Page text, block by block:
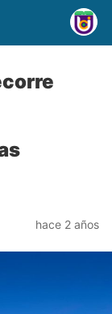
hace 2 años